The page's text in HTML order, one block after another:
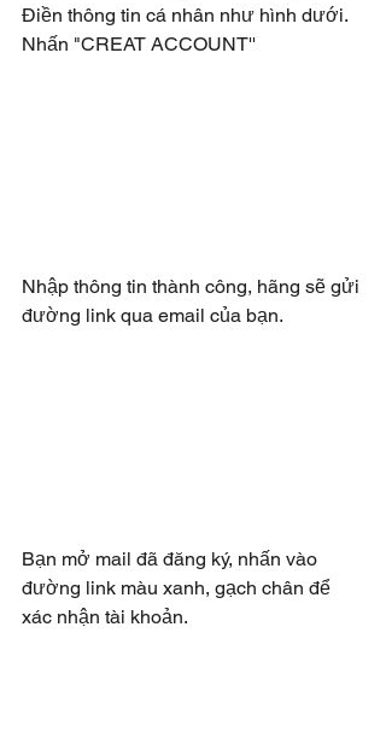
Điền thông tin cá nhân như hình dưới.
Nhấn "CREAT ACCOUNT''
Nhập thông tin thành công, hãng sẽ gửi
đường link qua email của bạn.
Bạn mở mail đã đăng ký, nhấn vào
đường link màu xanh, gạch chân để
xác nhận tài khoản.